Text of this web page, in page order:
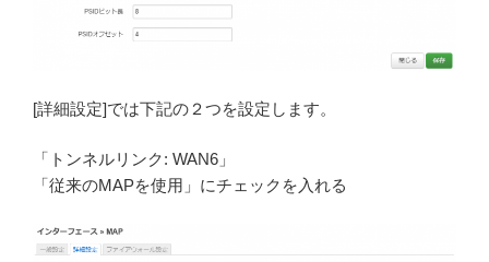
[詳細設定]では下記の２つを設定します。
「トンネルリンク: WAN6」
「従来のMAPを使用」にチェックを入れる